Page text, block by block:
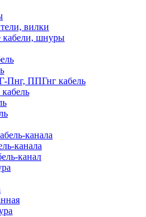
вилки
кабели, шнуры
Пнг, ППГнг кабель
канала
канала
канал